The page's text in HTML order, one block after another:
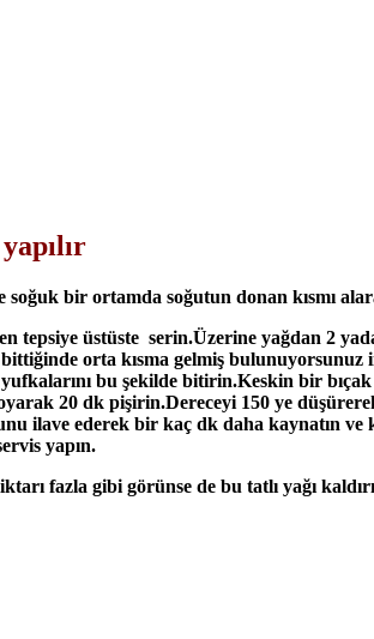
soğuk bir ortamda soğutun donan kısmı
üstüste serin.Üzerine yağdan 2
orta kısma gelmiş bulunuyorsunuz
bu şekilde bitirin.Keskin bir
koyarak 20 dk pişirin.Dereceyi 150 ye
ilave ederek bir kaç dk daha kaynatın ve
yapın.
fazla gibi görünse de bu tatlı yağı